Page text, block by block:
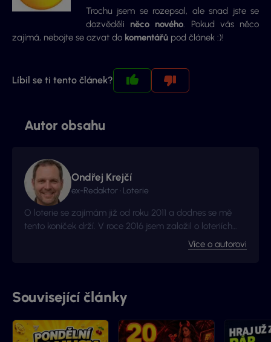
Trochu jsem se rozepsal, ale snad jste se
dozvěděli něco nového. Pokud vás něco
zajímá, nebojte se ozvat do komentářů pod článek :)!
Líbil se ti tento článek?
Autor obsahu
Ondřej Krejčí
ex-Redaktor · Loterie
O loterie se zajímám již od roku 2011 a dodnes se mě
tento koníček drží. V roce 2016 jsem založil o loteriích
web Vyhraj.com, který jsem následně v roce 2017
prodal, avšak za podmínek, že budu moci stále
mnohem více informací.
Více o autorovi
Související články